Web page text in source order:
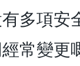
多項安
常變更